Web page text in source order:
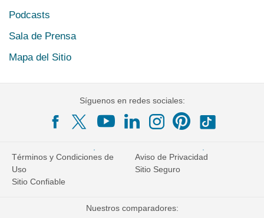
Podcasts
Sala de Prensa
Mapa del Sitio
Síguenos en redes sociales:
Términos y Condiciones de
Uso
Aviso de Privacidad
Sitio Seguro
Sitio Confiable
Nuestros comparadores: